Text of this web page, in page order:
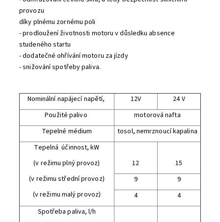
provozu
díky plnému zornému poli
- prodloužení životnosti motoru v důsledku absence
studeného startu
- dodatečné ohřívání motoru za jízdy
- snižování spotřeby paliva.
Nominální napájecí napětí, 12V
24 V
Použité palivo
motorová nafta
Tepelné médium
tosol, nemrznoucí kapalina
Tepelná účinnost, kW
(v režimu plný provoz)
(v režimu střední provoz)
(v režimu malý provoz)
12
15
9
9
4
4
Spotřeba paliva, l/h